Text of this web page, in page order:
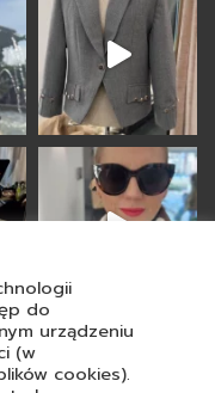
do
urządzeniu
(w
cookies).